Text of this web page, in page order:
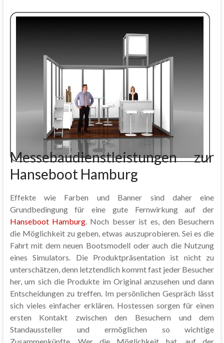
Messebaudienstleistungen zur
Hanseboot Hamburg
Effekte wie Farben und Banner sind daher eine
Grundbedingung für eine gute Fernwirkung auf der
Hanseboot Hamburg. Noch besser ist es, den Besuchern
die Möglichkeit zu geben, etwas auszuprobieren. Sei es die
Fahrt mit dem neuen Bootsmodell oder auch die Nutzung
eines Simulators. Die Produktpräsentation ist nicht zu
unterschätzen, denn letztendlich kommt fast jeder Besucher
her, um sich die Produkte im Original anzusehen und dann
Entscheidungen zu treffen. Im persönlichen Gespräch lässt
sich vieles einfacher erklären. Hostessen sorgen für einen
ersten Kontakt zwischen den Besuchern und dem
Standaussteller und ermöglichen so wichtige